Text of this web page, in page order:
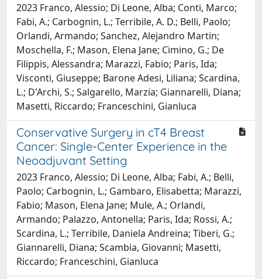
2023 Franco, Alessio; Di Leone, Alba; Conti, Marco;
Fabi, A.; Carbognin, L.; Terribile, A. D.; Belli, Paolo;
Orlandi, Armando; Sanchez, Alejandro Martin;
Moschella, F.; Mason, Elena Jane; Cimino, G.; De
Filippis, Alessandra; Marazzi, Fabio; Paris, Ida;
Visconti, Giuseppe; Barone Adesi, Liliana; Scardina,
L.; D'Archi, S.; Salgarello, Marzia; Giannarelli, Diana;
Masetti, Riccardo; Franceschini, Gianluca
Conservative Surgery in cT4 Breast
Cancer: Single-Center Experience in the
Neoadjuvant Setting
2023 Franco, Alessio; Di Leone, Alba; Fabi, A.; Belli,
Paolo; Carbognin, L.; Gambaro, Elisabetta; Marazzi,
Fabio; Mason, Elena Jane; Mule, A.; Orlandi,
Armando; Palazzo, Antonella; Paris, Ida; Rossi, A.;
Scardina, L.; Terribile, Daniela Andreina; Tiberi, G.;
Giannarelli, Diana; Scambia, Giovanni; Masetti,
Riccardo; Franceschini, Gianluca